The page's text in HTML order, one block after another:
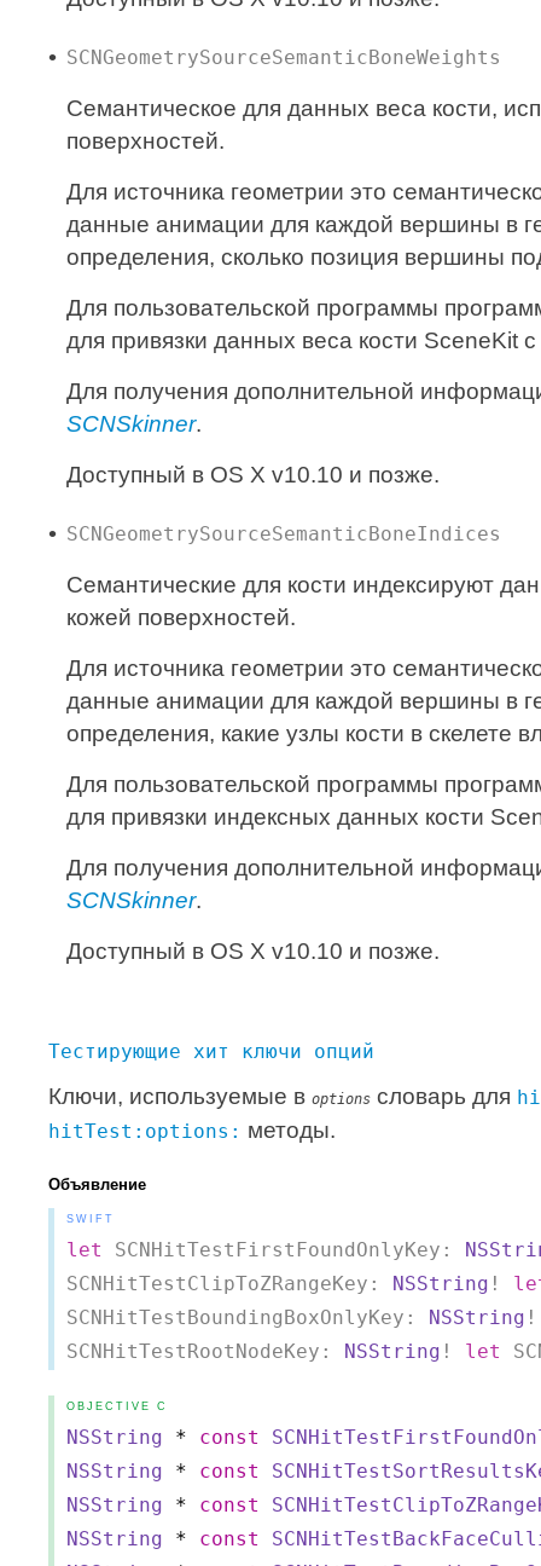
SCNGeometrySourceSemanticBoneWeights
Семантическое для данных веса кости,
поверхностей.
Для источника геометрии это
данные анимации для каждой вершины в
определения, сколько позиция вершины
Для пользовательской программы
для привязки данных веса кости SceneKit
Для получения дополнительной
SCNSkinner.
Доступный в OS X v10.10 и позже.
SCNGeometrySourceSemanticBoneIndices
Семантические для кости индексируют
кожей поверхностей.
Для источника геометрии это
данные анимации для каждой вершины в
определения, какие узлы кости в
Для пользовательской программы
для привязки индексных данных кости
Для получения дополнительной
SCNSkinner.
Доступный в OS X v10.10 и позже.
Тестирующие хит ключи опций
Ключи, используемые в options словарь для
hitTest:options: методы.
Объявление
SWIFT
let SCNHitTestFirstFoundOnlyKey:
SCNHitTestClipToZRangeKey: NSString !
SCNHitTestBoundingBoxOnlyKey: NSString
SCNHitTestRootNodeKey: NSString ! let
OBJECTIVE C
NSString * const
NSString
* const
NSString
* const
NSString
* const